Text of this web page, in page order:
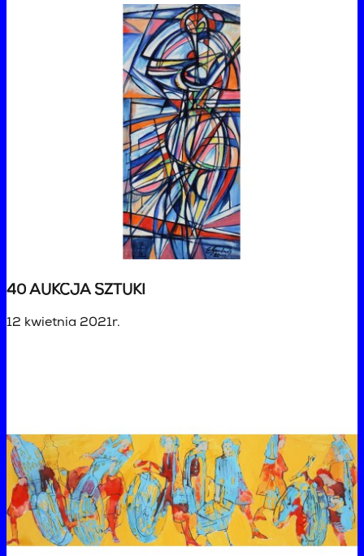
40 AUKCJA SZTUKI
12 kwietnia 2021r.